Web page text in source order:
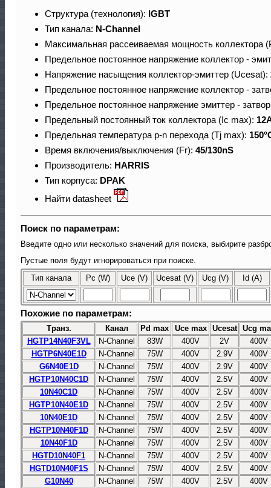
Структура (технология): IGBT
Тип канала: N-Channel
Максимальная рассеиваемая мощность коллектора
Предельное постоянное напряжение коллектор -
Напряжение насыщения коллектор-эмиттер (Ucesat):
Предельное постоянное напряжение коллектор -
Предельное постоянное напряжение эмиттер -
Предельный постоянный ток коллектора (Ic max):
Предельная температура p-n перехода (Tj max):
Время включения/выключения (Fr): 45/130nS
Производитель: HARRIS
Тип корпуса: DPAK
Найти datasheet
Поиск по параметрам:
Введите одно или несколько значений для поиска, выбирите
Пустые поля будут игнорироваться при поиске.
Тип канала Pc (W) Uce (V) Ucesat (V) Ucg (V) Id (A)
Похожие по параметрам:
Транз. Канал Pd max Uce max Ucesat
Ucg
HGTP14N40F3VL
N-Channel 83W 400V 2V
400V
HGTP6N40E1D
N-Channel 75W 400V 2.9V
400V
G6N40E1D
N-Channel 75W 400V 2.9V
400V
HGTP10N40C1D
N-Channel 75W 400V 2.5V
400V
10N40C1D
N-Channel 75W 400V 2.5V
400V
HGTP10N40E1D
N-Channel 75W 400V 2.5V
400V
10N40E1D
N-Channel 75W 400V 2.5V
400V
HGTP10N40F1D
N-Channel 75W 400V 2.5V
400V
10N40F1D
N-Channel 75W 400V 2.5V
400V
HGTD10N40F1
N-Channel 75W 400V 2.5V
400V
HGTD10N40F1S
N-Channel 75W 400V 2.5V
400V
G10N40
N-Channel 75W 400V 2.5V 400V